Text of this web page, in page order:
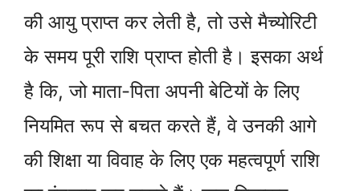
की आयु प्राप्त कर लेती है, तो उसे मैच्योरिटी
के समय पूरी राशि प्राप्त होती है। इसका अर्थ
है कि, जो माता-पिता अपनी बेटियों के लिए
नियमित रूप से बचत करते हैं, वे उनकी आगे
की शिक्षा या विवाह के लिए एक महत्वपूर्ण राशि